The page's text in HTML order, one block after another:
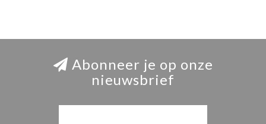
Abonneer je op onze
nieuwsbrief